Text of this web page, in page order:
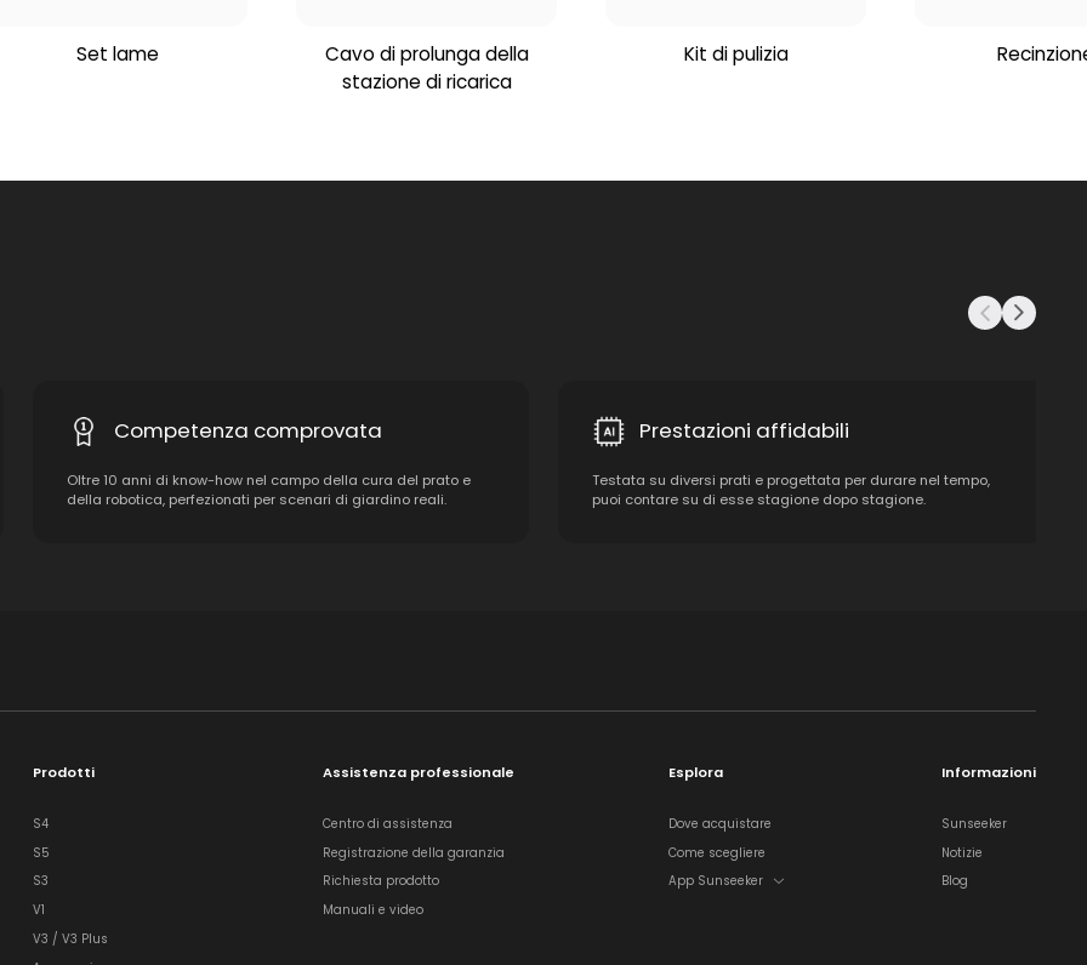
Set lame
Cavo di prolunga della
stazione di ricarica
Kit di pulizia
Competenza comprovata
Oltre 10 anni di know-how nel campo della cura del prato e
della robotica, perfezionati per scenari di giardino reali.
Prestazioni affidabili
Testata su diversi prati e progettata per durare nel tempo,
puoi contare su di esse stagione dopo stagione.
Prodotti
S4
S5
S3
V1
V3 / V3 Plus
Assistenza professionale
Centro di assistenza
Registrazione della garanzia
Richiesta prodotto
Manuali e video
Esplora
Dove acquistare
Come scegliere
App Sunseeker
Informazioni
Sunseeker
Notizie
Blog